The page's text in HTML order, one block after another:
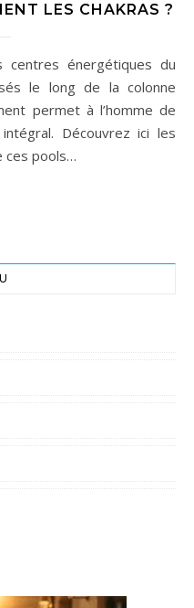
LES CHAKRAS ?
le long de la colonne
permet à l’homme de
Découvrez ici les
ces pools…